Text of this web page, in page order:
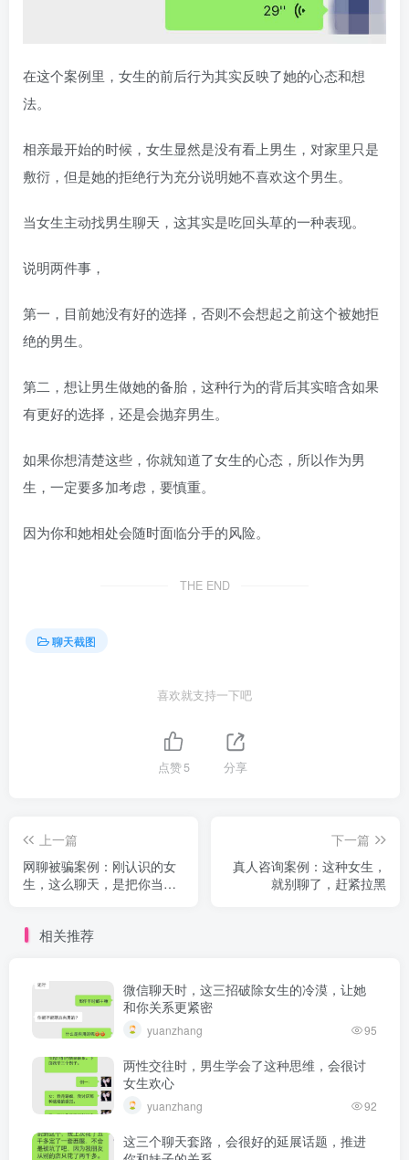
在这个案例里，女生的前后行为其实反映了她的心态和想
法。
相亲最开始的时候，女生显然是没有看上男生，对家里只是
敷衍，但是她的拒绝行为充分说明她不喜欢这个男生。
当女生主动找男生聊天，这其实是吃回头草的一种表现。
说明两件事，
第一，目前她没有好的选择，否则不会想起之前这个被她拒
绝的男生。
第二，想让男生做她的备胎，这种行为的背后其实暗含如果
有更好的选择，还是会抛弃男生。
如果你想清楚这些，你就知道了女生的心态，所以作为男
生，一定要多加考虑，要慎重。
因为你和她相处会随时面临分手的风险。
THE END
聊天截图
喜欢就支持一下吧
点赞5 分享
上一篇
网聊被骗案例：刚认识的女
生，这么聊天，是把你当韭
下一篇
真人咨询案例：这种女生，
就别聊了，赶紧拉黑
相关推荐
微信聊天时，这三招破除女生的冷漠，让她
和你关系更紧密
yuanzhang 95
两性交往时，男生学会了这种思维，会很讨
女生欢心
yuanzhang 92
这三个聊天套路，会很好的延展话题，推进